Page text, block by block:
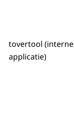
tovertool (interne
applicatie)